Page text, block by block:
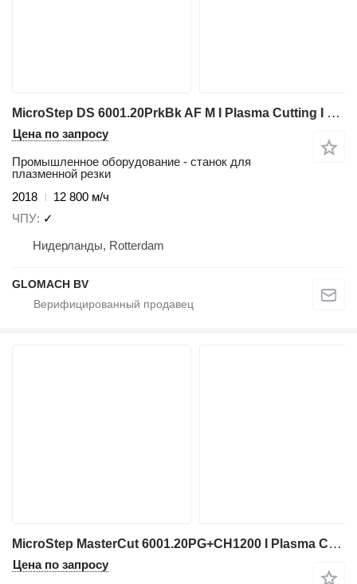
MicroStep DS 6001.20PrkBk AF M I Plasma Cutting I 2018
Цена по запросу
Промышленное оборудование - станок для
плазменной резки
2018
12 800 м/ч
ЧПУ ✓
Нидерланды, Rotterdam
GLOMACH BV
MicroStep MasterCut 6001.20PG+CH1200 I Plasma Cutting I 2013
Цена по запросу